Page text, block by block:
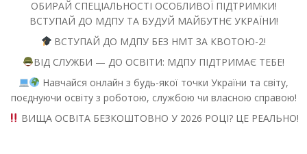
ОБИРАЙ СПЕЦІАЛЬНОСТІ ОСОБЛИВОЇ ПІДТРИМКИ!
ВСТУПАЙ ДО МДПУ ТА БУДУЙ МАЙБУТНЄ УКРАЇНИ!
ВСТУПАЙ ДО МДПУ БЕЗ НМТ ЗА КВОТОЮ-2!
ВІД СЛУЖБИ — ДО ОСВІТИ: МДПУ ПІДТРИМАЄ ТЕБЕ!
Навчайся онлайн з будь-якої точки України та світу,
поєднуючи освіту з роботою, службою чи власною справою!
ВИЩА ОСВІТА БЕЗКОШТОВНО У 2026 РОЦІ? ЦЕ РЕАЛЬНО!